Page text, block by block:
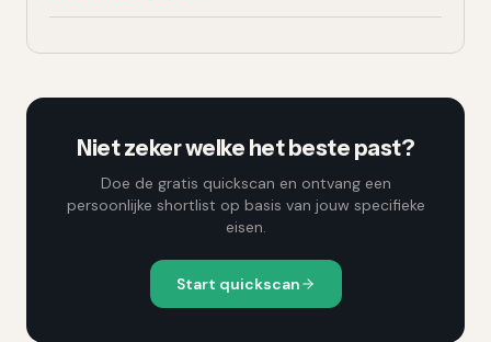
Niet zeker welke het beste past?
Doe de gratis quickscan en ontvang een
persoonlijke shortlist op basis van jouw specifieke
eisen.
Start quickscan